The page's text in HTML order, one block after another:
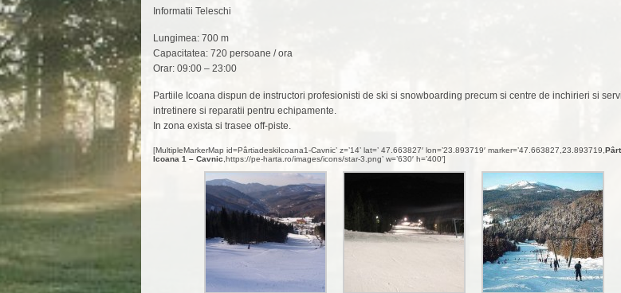
Informatii Teleschi
Lungimea: 700 m
Capacitatea: 720 persoane / ora
Orar: 09:00 – 23:00
Partiile Icoana dispun de instructori profesionisti de ski si snowboarding precum si centre de inchirieri si
intretinere si reparatii pentru echipamente.
In zona exista si trasee off-piste.
[MultipleMarkerMap id=PârtiadeskiIcoana1-Cavnic’ z=’14’ lat=’ 47.663827′ lon=’23.893719′ marker=’47.663827,23.893719,
Icoana 1 – Cavnic ,https://pe-harta.ro/images/icons/star-3.png’ w=’630′ h=’400′]